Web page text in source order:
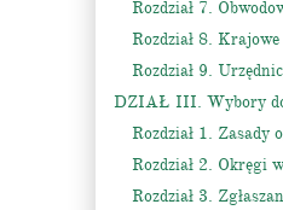
Rozdział 7.
Rozdział 8.
Rozdział 9.
DZIAŁ III. Wybory
Rozdział 1. Zasady
Rozdział 2. Okręgi
Rozdział 3.